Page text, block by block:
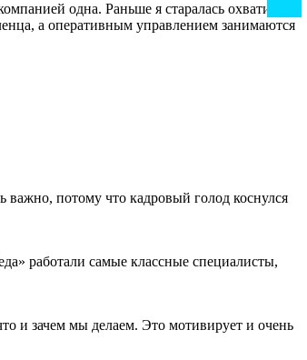
одна. Раньше я старалась охватить
а оперативным управлением занимаются
потому что кадровый голод коснулся
работали самые классные специалисты,
и зачем мы делаем. Это мотивирует и очень